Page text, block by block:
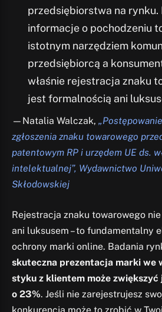
przedsiębiorstwa na rynku.
informacje o pochodzeniu
istotnym narzędziem
przedsiębiorcą a
właśnie rejestracja znaku
jest formalnością ani
—Natalia Walczak,
zgłoszenia znaku towarowego
patentowym RP i urzędem UE ds.
intelektualnej”, Wydawnictwo
Skłodowskiej
Rejestracja znaku towarowego
ani luksusem – to fundamentalny
ochrony marki online. Badania
skuteczna prezentacja marki we
styku z klientem może
o 23%. Jeśli nie zarejestrujesz